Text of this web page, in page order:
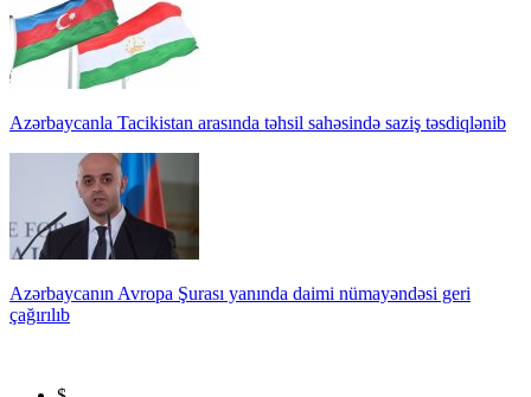
Azərbaycanla Tacikistan arasında təhsil sahəsində saziş təsdiqlənib
Azərbaycanın Avropa Şurası yanında daimi nümayəndəsi geri
çağırılıb